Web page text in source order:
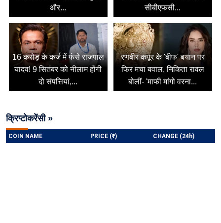
और...
सीबीएफसी...
16 करोड़ के कर्ज में फंसे राजपाल
यादव! 9 सितंबर को नीलाम होंगी
दो संपत्तियां,...
रणबीर कपूर के 'बीफ' बयान पर
फिर मचा बवाल, निकिता रावल
बोलीं- 'माफी मांगो वरना...
क्रिप्टोकरेंसी »